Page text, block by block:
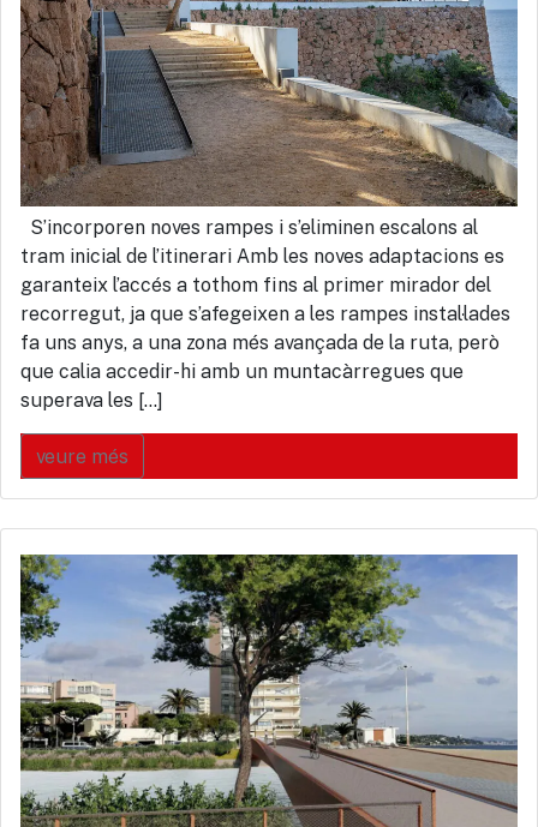
S’incorporen noves rampes i s’eliminen escalons al
tram inicial de l’itinerari Amb les noves adaptacions es
garanteix l’accés a tothom fins al primer mirador del
recorregut, ja que s’afegeixen a les rampes instal·lades
fa uns anys, a una zona més avançada de la ruta, però
que calia accedir-hi amb un muntacàrregues que
superava les […]
veure més